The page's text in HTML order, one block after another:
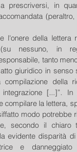
prescriversi, in
l'onere della lettera
(su nessuno, in
tanto
giuridico in
compilazione della
integrazione [...]”.
compilare la lettera,
modo potrebbe
secondo il
evidente disparità
e